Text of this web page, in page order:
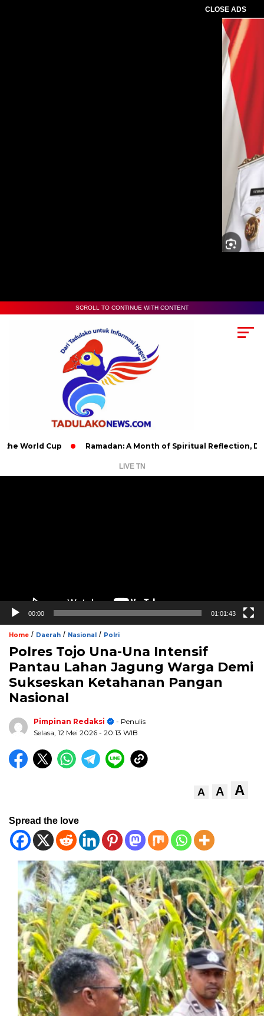
CLOSE ADS
SCROLL TO CONTINUE WITH CONTENT
Cup Ramadan: A Month of Spiritual Reflection, Devotion,
LIVE TN
00:00 01:01:43
Home / Daerah / Nasional / Polri
Polres Tojo Una-Una Intensif
Pantau Lahan Jagung Warga Demi
Sukseskan Ketahanan Pangan
Nasional
Pimpinan Redaksi
- Penulis
Selasa, 12 Mei 2026 - 20:13 WIB
A A A
Spread the love